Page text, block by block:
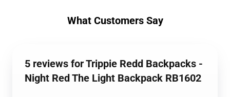
What Customers Say
5 reviews for Trippie Redd Backpacks -
Night Red The Light Backpack RB1602